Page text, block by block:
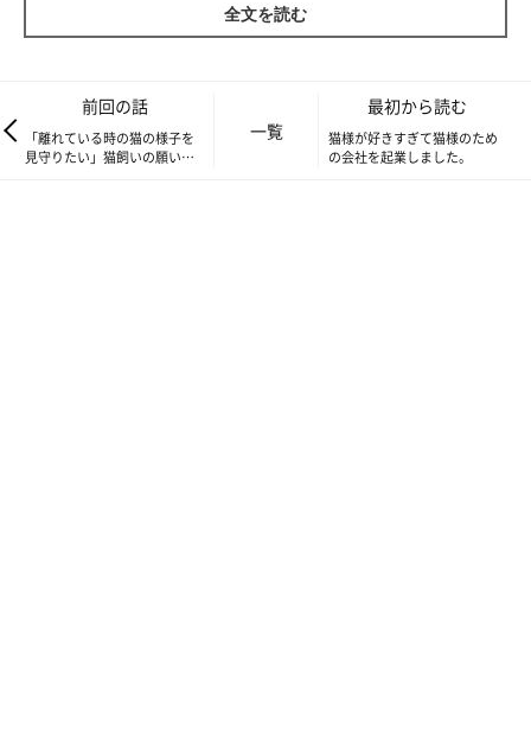
全文を読む
前回の話
「離れている時の猫の様子を
見守りたい」猫飼いの願いを
一覧
最初から読む
猫様が好きすぎて猫様のため
の会社を起業しました。